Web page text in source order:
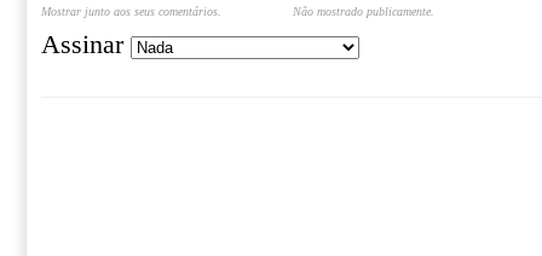
Mostrar junto aos seus comentários. Não mostrado publicamente.
Assinar